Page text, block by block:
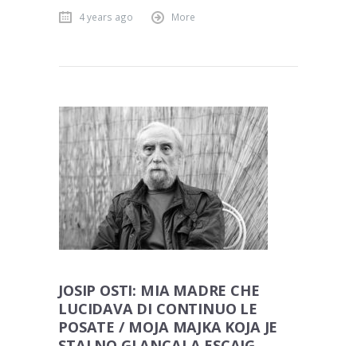
4 years ago More
JOSIP OSTI: MIA MADRE CHE
LUCIDAVA DI CONTINUO LE
POSATE / MOJA MAJKA KOJA JE